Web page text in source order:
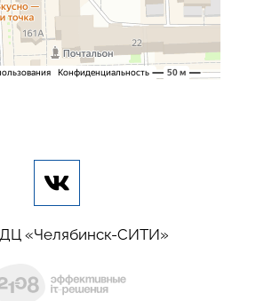
«Челябинск-СИТИ»